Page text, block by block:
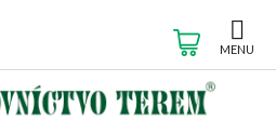
KOŠÍK